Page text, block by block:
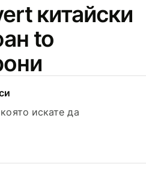
китайски
to
искате да